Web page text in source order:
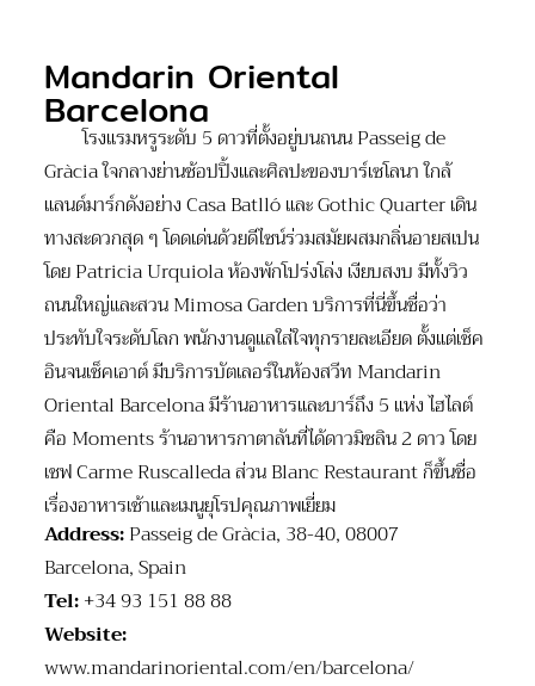
Mandarin Oriental
Barcelona
โรงแรมหรูระดับ 5 ดาวที่ตั้งอยู่บนถนน Passeig de
Gràcia ใจกลางย่านช้อปปิ้งและศิลปะของบาร์เซโลนา ใกล้
แลนด์มาร์กดังอย่าง Casa Batlló และ Gothic Quarter เดิน
ทางสะดวกสุด ๆ โดดเด่นด้วยดีไซน์ร่วมสมัยผสมกลิ่นอายสเปน
โดย Patricia Urquiola ห้องพักโปร่งโล่ง เงียบสงบ มีทั้งวิว
ถนนใหญ่และสวน Mimosa Garden บริการที่นี่ขึ้นชื่อว่า
ประทับใจระดับโลก พนักงานดูแลใส่ใจทุกรายละเอียด ตั้งแต่เช็ค
อินจนเช็คเอาต์ มีบริการบัตเลอร์ในห้องสวีท Mandarin
Oriental Barcelona มีร้านอาหารและบาร์ถึง 5 แห่ง ไฮไลต์
คือ Moments ร้านอาหารกาตาลันที่ได้ดาวมิชลิน 2 ดาว โดย
เชฟ Carme Ruscalleda ส่วน Blanc Restaurant ก็ขึ้นชื่อ
เรื่องอาหารเช้าและเมนูยุโรปคุณภาพเยี่ยม
Address:Passeig de Gràcia, 38-40, 08007
Barcelona, Spain
Tel:+34 93 151 88 88
Website:
www.mandarinoriental.com/en/barcelona/